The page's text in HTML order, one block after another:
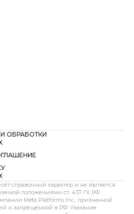
ОБРАБОТКИ
справочный характер и не является
положениями ст. 437 ГК РФ.
Meta Platforms Inc., признанной
и запрещённой в РФ. Указание